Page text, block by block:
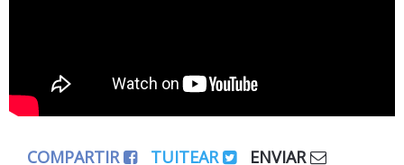
COMPARTIR TUITEAR
ENVIAR